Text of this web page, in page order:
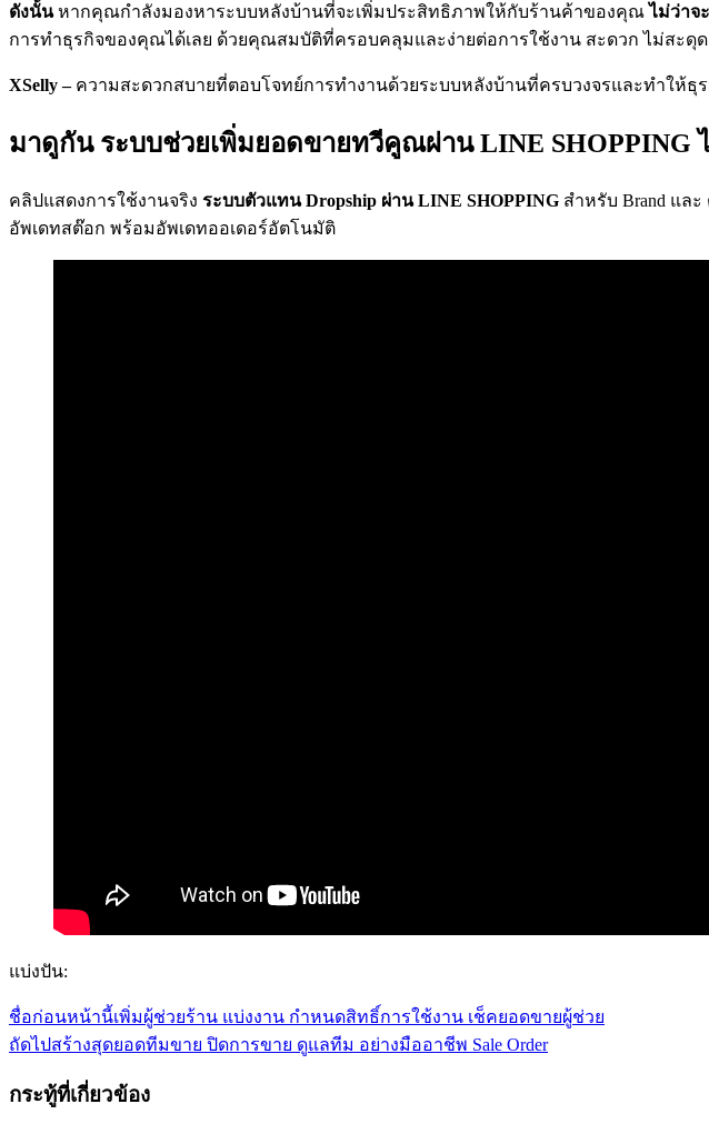
ดังนั้นหากคุณกำลังมองหาระบบหลังบ้านที่จะเพิ่มประสิทธิภาพให้กับร้านค้าของคุณไม่ว่าจ
การทำธุรกิจของคุณได้เลย ด้วยคุณสมบัติที่ครอบคลุมและง่ายต่อการใช้งาน สะดวก ไม่สะดุ
XSelly –ความสะดวกสบายที่ตอบโจทย์การทำงานด้วยระบบหลังบ้านที่ครบวงจรและทำให้ธุ
มาดูกัน ระบบช่วยเพิ่มยอดขายทวีคูณผ่าน LINE SHOPPING
คลิปแสดงการใช้งานจริง ระบบตัวแทน Dropship ผ่าน LINE SHOPPING สำหรับ Brand แล
อัพเดทสต๊อก พร้อมอัพเดทออเดอร์อัตโนมัติ
แบ่งปัน:
ชื่อก่อนหน้านี้เพิ่มผู้ช่วยร้าน แบ่งงาน กำหนดสิทธิ์การใช้งาน เช็คยอดขายผู้ช่วย
ถัดไปสร้างสุดยอดทีมขาย ปิดการขาย ดูแลทีม อย่างมืออาชีพ Sale Order
กระทู้ที่เกี่ยวข้อง